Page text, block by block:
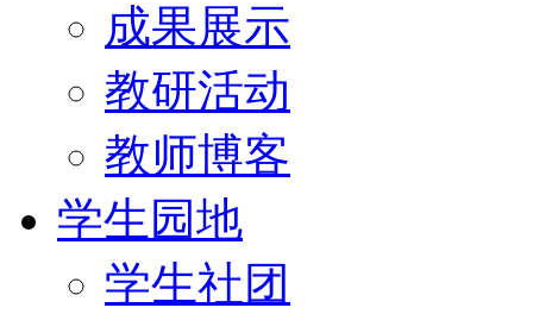
成果展示
教研活动
教师博客
学生园地
学生社团